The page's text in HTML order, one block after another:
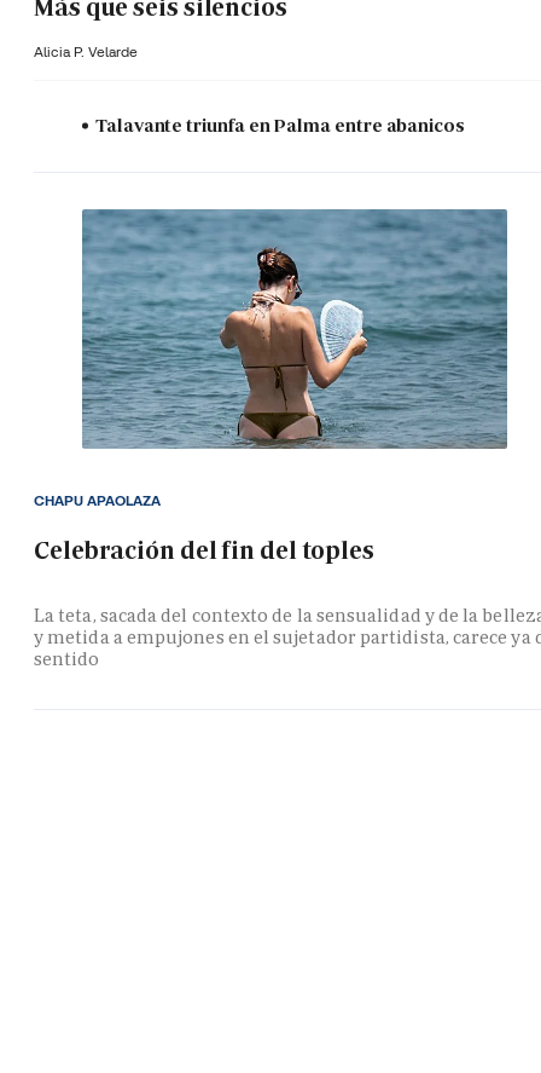
Más que seis silencios
Alicia P. Velarde
Talavante triunfa en Palma entre abanicos
Celebración del fin del toples
La teta, sacada del contexto de la sensualidad y de la
y metida a empujones en el sujetador partidista, carece ya
sentido
CHAPU APAOLAZA